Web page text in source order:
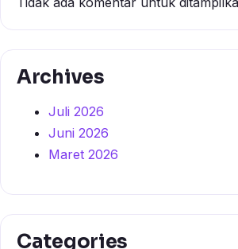
Archives
Juli 2026
Juni 2026
Maret 2026
Categories